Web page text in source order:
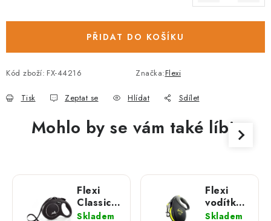
PŘIDAT DO KOŠÍKU
Kód zboží: FX-44216 Značka:Flexi
Tisk Zeptat se Hlídat Sdílet
Mohlo by se vám také líbit
Flexi
Classic
černé
Skladem
Flexi
vodítko
Giant 8
Skladem